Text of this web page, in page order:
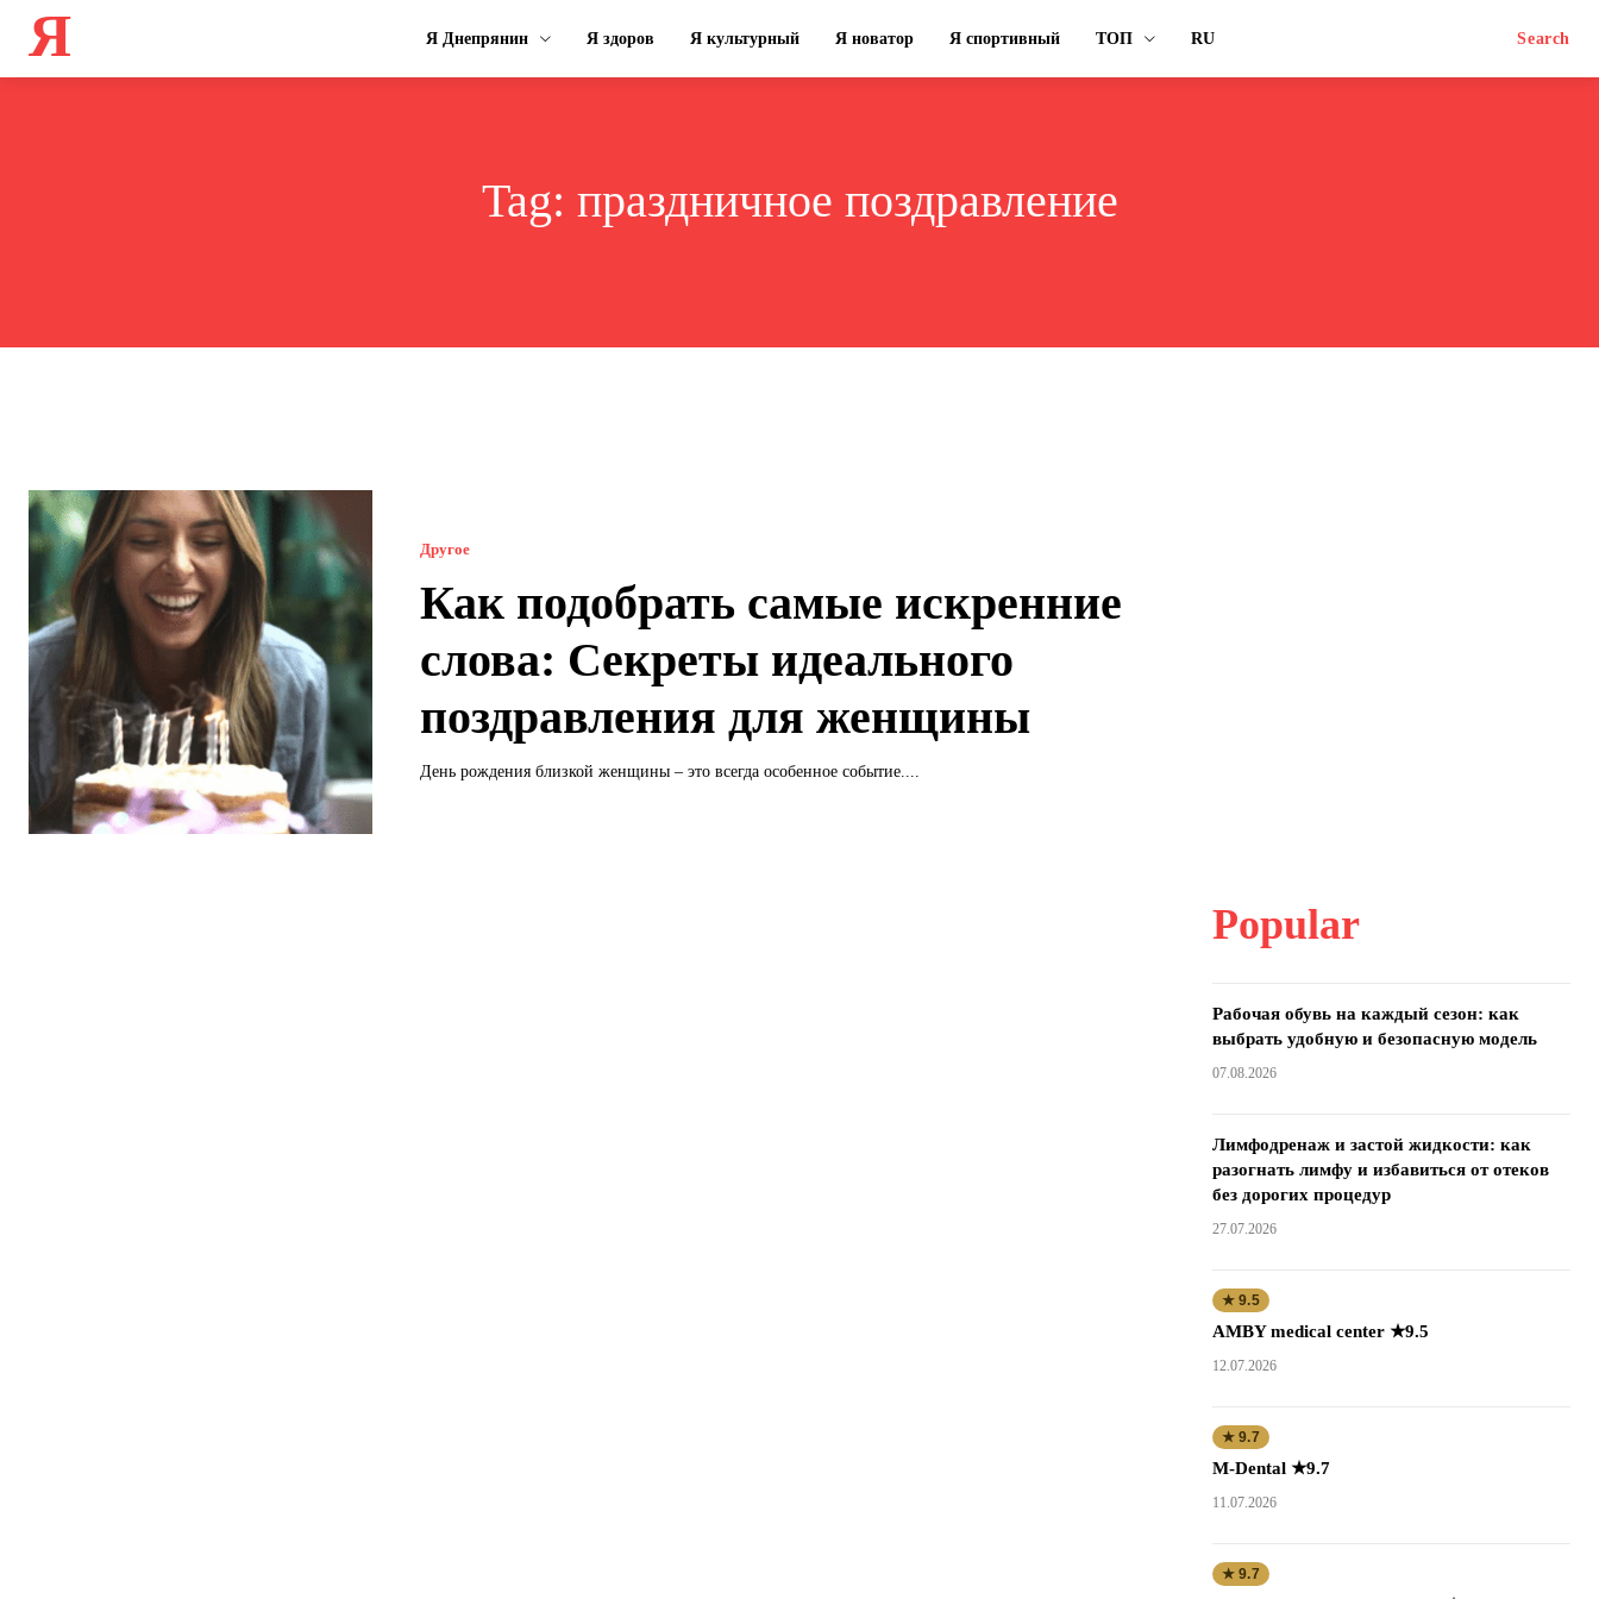
Я Я Днепрянин Я здоров Я культурный Я новатор Я спортивный ТОП RU Search
Tag: праздничное поздравление
Другое
Как подобрать самые искренние
слова: Секреты идеального
поздравления для женщины
День рождения близкой женщины – это всегда особенное событие....
Popular
Рабочая обувь на каждый сезон: как
выбрать удобную и безопасную модель
07.08.2026
Лимфодренаж и застой жидкости: как
разогнать лимфу и избавиться от отеков
без дорогих процедур
27.07.2026
★ 9.5
AMBY medical center ★9.5
12.07.2026
★ 9.7
M-Dental ★9.7
11.07.2026
★ 9.7